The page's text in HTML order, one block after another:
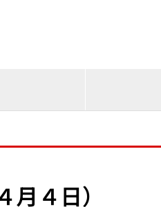
４日）